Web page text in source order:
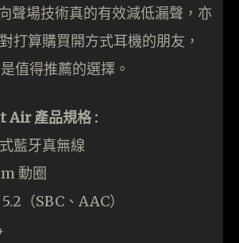
場技術真的有效減低漏聲，亦
打算購買開方式耳機的朋友，
值得推薦的選擇。
Air 產品規格 :
藍牙真無線
動圈
（SBC、AAC）